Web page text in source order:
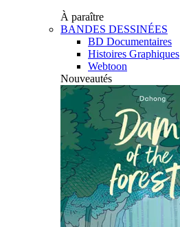
À paraître
BANDES DESSINÉES
BD Documentaires
Histoires Graphiques
Webtoon
Nouveautés